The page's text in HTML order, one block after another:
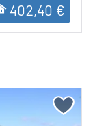
402,40 €